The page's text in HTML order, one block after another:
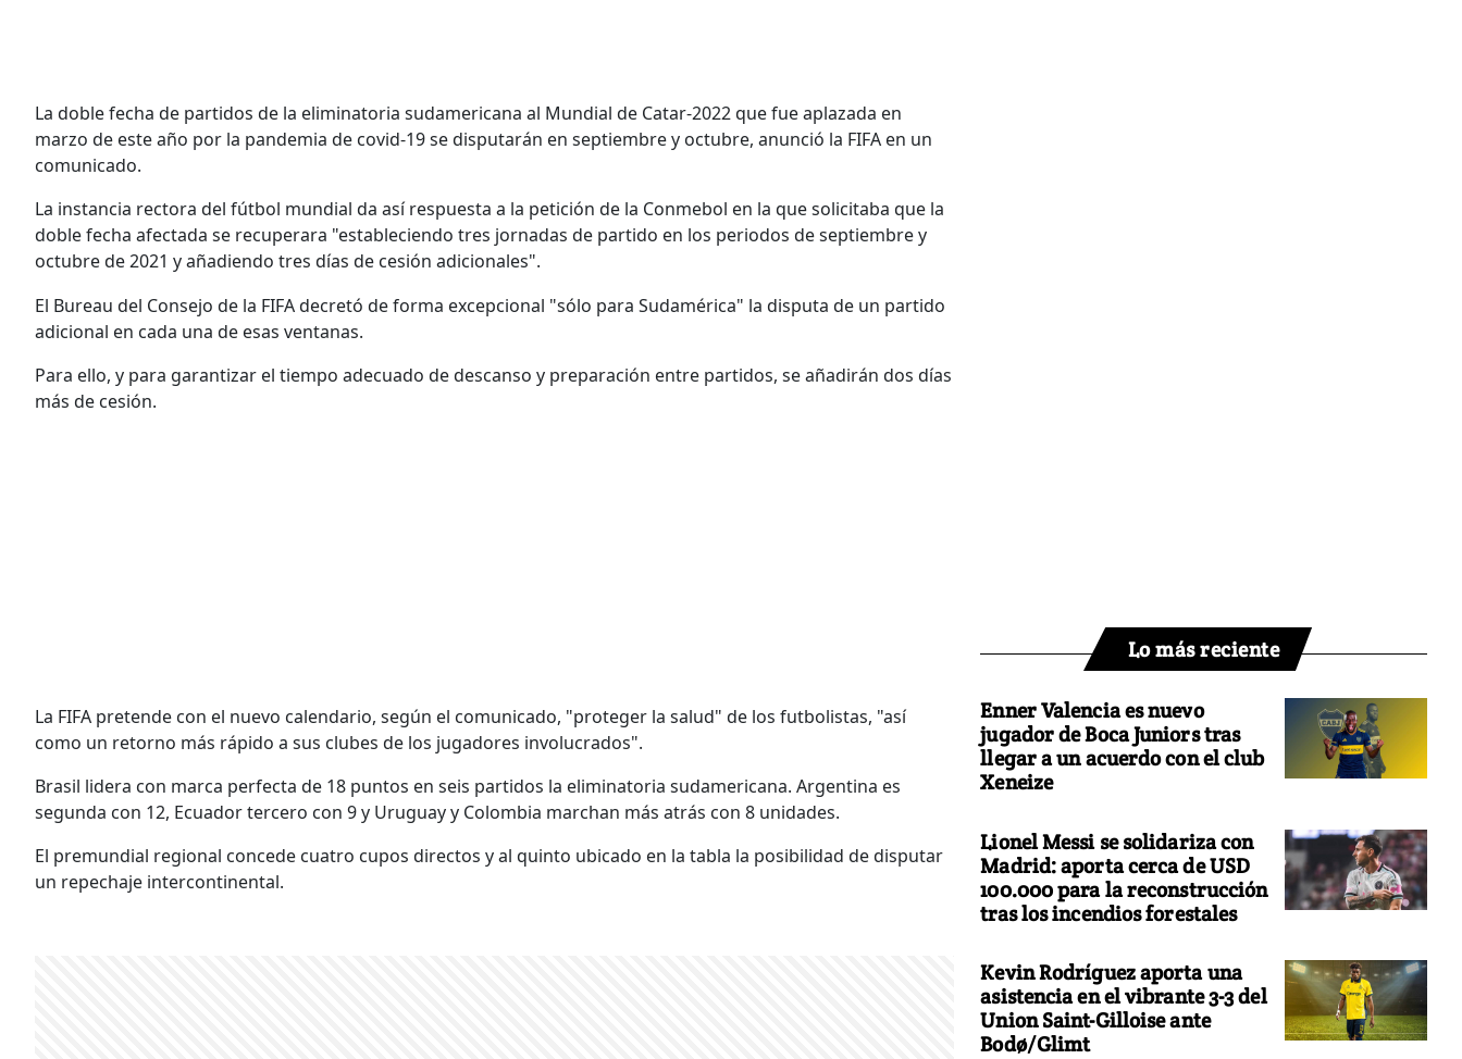
La doble fecha de partidos de la eliminatoria sudamericana al Mundial de Catar-2022 que fue aplazada en
marzo de este año por la pandemia de covid-19 se disputarán en septiembre y octubre, anunció la FIFA en un
comunicado.
La instancia rectora del fútbol mundial da así respuesta a la petición de la Conmebol en la que solicitaba que la
doble fecha afectada se recuperara "estableciendo tres jornadas de partido en los periodos de septiembre y
octubre de 2021 y añadiendo tres días de cesión adicionales".
El Bureau del Consejo de la FIFA decretó de forma excepcional "sólo para Sudamérica" la disputa de un partido
adicional en cada una de esas ventanas.
Para ello, y para garantizar el tiempo adecuado de descanso y preparación entre partidos, se añadirán dos días
más de cesión.
La FIFA pretende con el nuevo calendario, según el comunicado, "proteger la salud" de los futbolistas, "así
como un retorno más rápido a sus clubes de los jugadores involucrados".
Brasil lidera con marca perfecta de 18 puntos en seis partidos la eliminatoria sudamericana. Argentina es
segunda con 12, Ecuador tercero con 9 y Uruguay y Colombia marchan más atrás con 8 unidades.
El premundial regional concede cuatro cupos directos y al quinto ubicado en la tabla la posibilidad de disputar
un repechaje intercontinental.
Lo más reciente
Enner Valencia es nuevo
jugador de Boca Juniors tras
llegar a un acuerdo con el club
Xeneize
Lionel Messi se solidariza con
Madrid: aporta cerca de USD
100.000 para la reconstrucción
tras los incendios forestales
Kevin Rodríguez aporta una
asistencia en el vibrante 3-3 del
Union Saint-Gilloise ante
Bodø/Glimt